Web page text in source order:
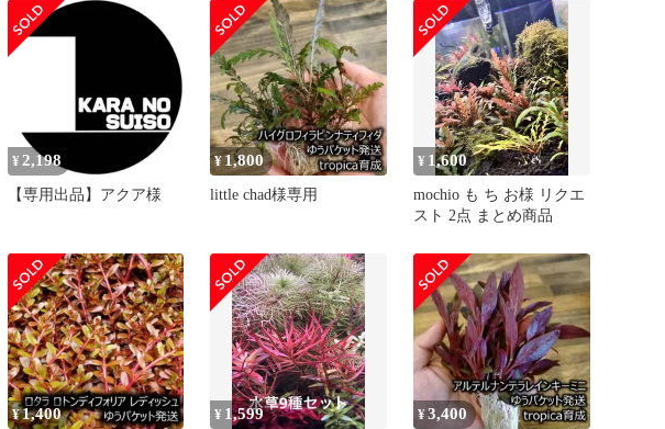
¥ 2,198
【専用出品】アクア様
¥1,800
little chad様専用
¥ 1,600
mochio も ち お様 リクエ
スト 2点 まとめ商品
¥1,400 ¥ 1,599 ¥3,400